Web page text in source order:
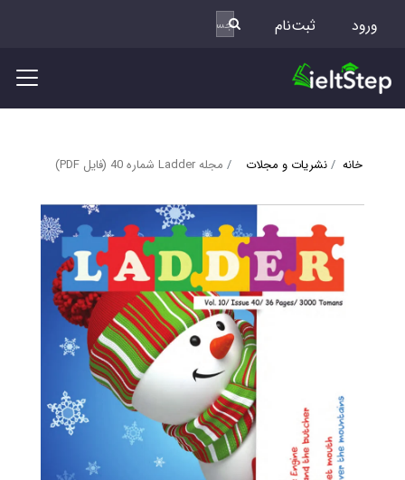
ورود ثبت‌نام
خانه نشریات و مجلات مجله Ladder شماره 40 (فایل PDF)